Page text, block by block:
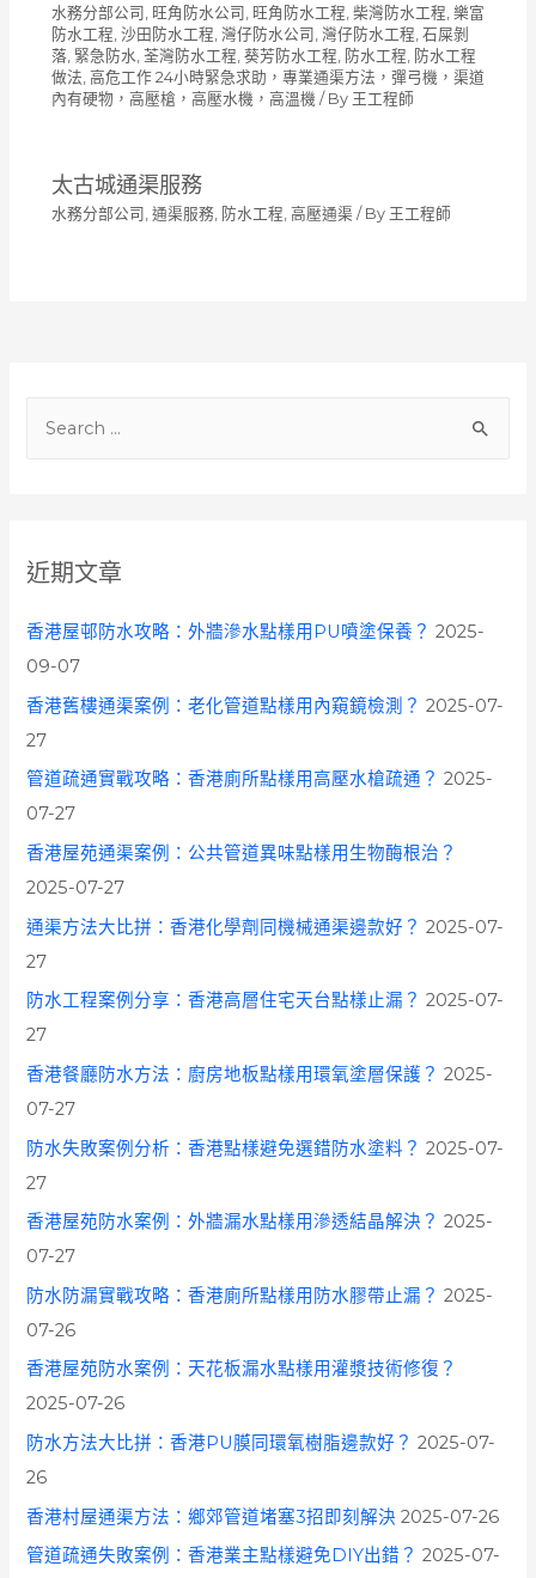
h
f
o
近期文章
香港屋邨防水攻略：外牆滲水點樣用PU噴塗保養？ 2025-
09-07
香港舊樓通渠案例：老化管道點樣用內窺鏡檢測？ 2025-07-
27
管道疏通實戰攻略：香港廁所點樣用高壓水槍疏通？ 2025-
07-27
香港屋苑通渠案例：公共管道異味點樣用生物酶根治？
2025-07-27
通渠方法大比拼：香港化學劑同機械通渠邊款好？ 2025-07-
27
防水工程案例分享：香港高層住宅天台點樣止漏？ 2025-07-
27
香港餐廳防水方法：廚房地板點樣用環氧塗層保護？ 2025-
07-27
防水失敗案例分析：香港點樣避免選錯防水塗料？ 2025-07-
27
香港屋苑防水案例：外牆漏水點樣用滲透結晶解決？ 2025-
07-27
防水防漏實戰攻略：香港廁所點樣用防水膠帶止漏？ 2025-
07-26
香港屋苑防水案例：天花板漏水點樣用灌漿技術修復？
2025-07-26
防水方法大比拼：香港PU膜同環氧樹脂邊款好？ 2025-07-
26
香港村屋通渠方法：鄉郊管道堵塞3招即刻解決 2025-07-26
管道疏通失敗案例：香港業主點樣避免DIY出錯？ 2025-07-
水務分部公司 旺角防水公司 旺角防水工程 柴灣防水工程 樂富
防水工程 沙田防水工程 灣仔防水公司 灣仔防水工程 石屎剝
落, 緊急防水 荃灣防水工程 葵芳防水工程 防水工程 防水工程
做法 高危工作 24小時緊急求助，專業通渠方法，彈弓機，渠道
內有硬物，高壓槍，高壓水機，高溫機 / By 王工程師
太古城通渠服務
水務分部公司 , 通渠服務, 防水工程, 高壓通渠 / By 王工程師